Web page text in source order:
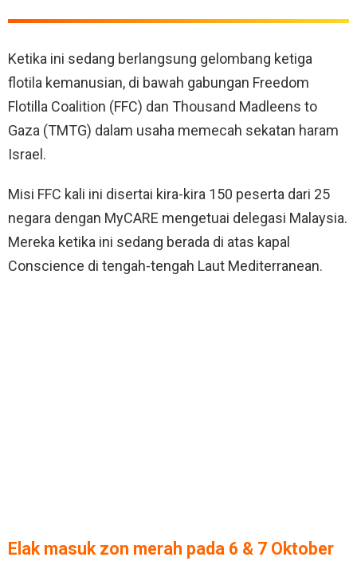
Ketika ini sedang berlangsung gelombang ketiga
flotila kemanusian, di bawah gabungan Freedom
Flotilla Coalition (FFC) dan Thousand Madleens to
Gaza (TMTG) dalam usaha memecah sekatan haram
Israel.
Misi FFC kali ini disertai kira-kira 150 peserta dari 25
negara dengan MyCARE mengetuai delegasi Malaysia.
Mereka ketika ini sedang berada di atas kapal
Conscience di tengah-tengah Laut Mediterranean.
Elak masuk zon merah pada 6 & 7 Oktober